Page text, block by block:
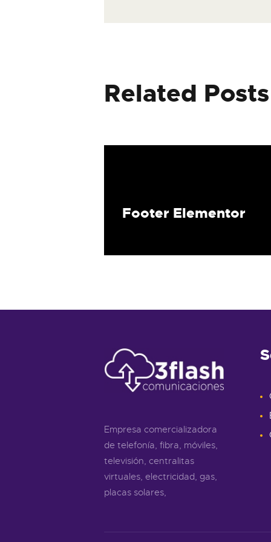
Related Posts
Footer Elementor
Empresa comercializadora
de telefonía, fibra, móviles,
televisión, centralitas
virtuales, electricidad, gas,
placas solares,